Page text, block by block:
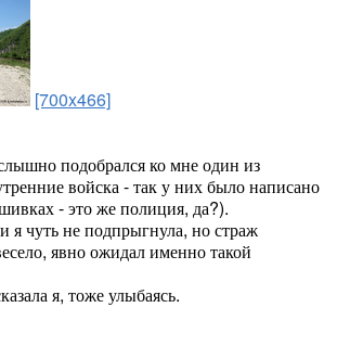
[700x466]
подобрался ко мне один из
войска - так у них было написано
- это же полиция, да?).
я чуть не подпрыгнула, но страж
явно ожидал именно такой
я, тоже улыбаясь.